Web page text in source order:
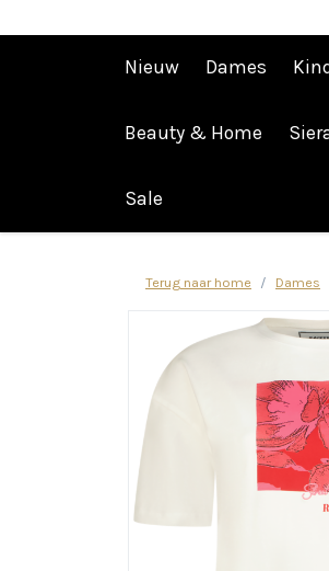
Nieuw Dames
Beauty & Home
Sale
Afrekenen is uitgeschakeld.
Terug naar home Dames